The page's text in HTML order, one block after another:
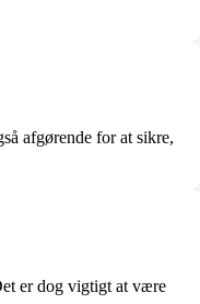
afgørende for at sikre,
er dog vigtigt at være